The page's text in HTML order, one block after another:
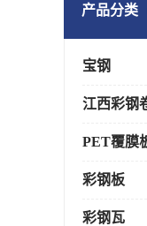
产品分类
宝钢
江西彩钢
PET覆膜
彩钢板
彩钢瓦